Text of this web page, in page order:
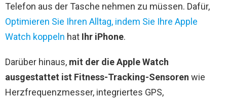
Telefon aus der Tasche nehmen zu müssen. Dafür,
Optimieren Sie Ihren Alltag, indem Sie Ihre Apple
Watch koppeln hat Ihr iPhone.
Darüber hinaus, mit der die Apple Watch
ausgestattet ist Fitness-Tracking-Sensoren wie
Herzfrequenzmesser, integriertes GPS,